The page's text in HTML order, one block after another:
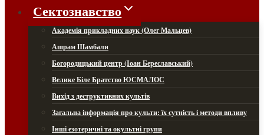
Сектознавство
Академія прикладних наук (Олег Мальцев)
Ашрам Шамбали
Богородицький центр (Іоан Береславський)
Велике Біле Братство ЮСМАЛОС
Вихід з деструктивних культів
Загальна інформація про культи: їх сутність і методи впливу
Інші езотеричні та окультні групи